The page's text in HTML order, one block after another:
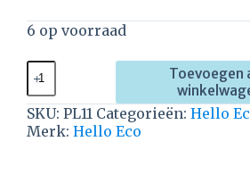
6 op voorraad
Toevoegen
SKU: PL11 Categorieën: Hello
Merk: Hello Eco